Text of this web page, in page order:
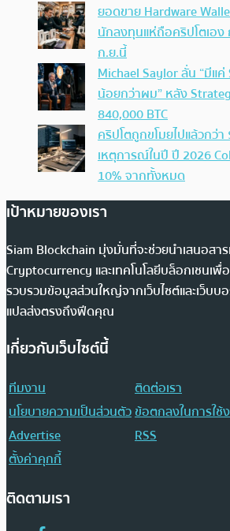
ยอดขาย Hardware
นักลงทุนแห่ถือคริปโตเอง
ก.ย.นี้
Michael Saylor ลั่น “มีแ
น้อยกว่าผม” หลัง
840,000 BTC
คริปโตถูกขโมยไปแล้วกว่
เหตุการณ์ในปี ปี 2026
10% จากทั้งหมด
เป้าหมายของเรา
Siam Blockchain มุ่งมั่นที่จะช่วยนำเสนอสา
Cryptocurrency และเทคโนโลยีบล็อกเชนเพื่
รวบรวมข้อมูลส่วนใหญ่จากเว็บไซต์และเว็บบ
แปลส่งตรงถึงฟีดคุณ
เกี่ยวกับเว็บไซต์นี้
ทีมงาน
ติดต่อเรา
นโยบายความเป็นส่วนตัวข้อตกลงในการใช้
Advertise
RSS
ตั้งค่าคุกกี้
ติดตามเรา